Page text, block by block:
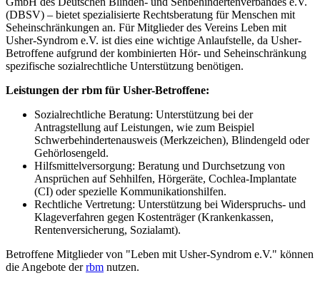
(DBSV) – bietet spezialisierte Rechtsberatung für Menschen mit
Seheinschränkungen an. Für Mitglieder des Vereins Leben mit
Usher-Syndrom e.V. ist dies eine wichtige Anlaufstelle, da Usher-
Betroffene aufgrund der kombinierten Hör- und Seheinschränkung
spezifische sozialrechtliche Unterstützung benötigen.
Leistungen der rbm für Usher-Betroffene:
Sozialrechtliche Beratung: Unterstützung bei der
Antragstellung auf Leistungen, wie zum Beispiel
Schwerbehindertenausweis (Merkzeichen), Blindengeld oder
Gehörlosengeld.
Hilfsmittelversorgung: Beratung und Durchsetzung von
Ansprüchen auf Sehhilfen, Hörgeräte, Cochlea-Implantate
(CI) oder spezielle Kommunikationshilfen.
Rechtliche Vertretung: Unterstützung bei Widerspruchs- und
Klageverfahren gegen Kostenträger (Krankenkassen,
Rentenversicherung, Sozialamt).
Betroffene Mitglieder von "Leben mit Usher-Syndrom e.V." können
die Angebote derrbm nutzen.